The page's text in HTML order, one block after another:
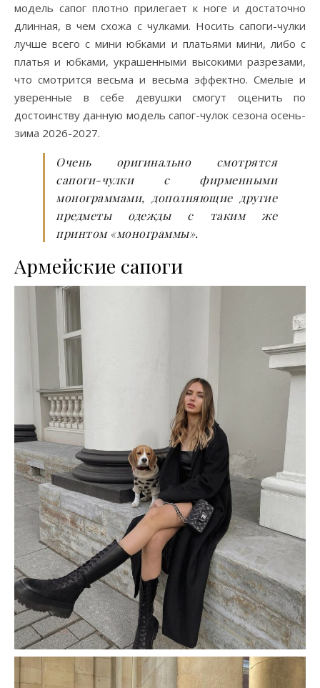
модель сапог плотно прилегает к ноге и достаточно
длинная, в чем схожа с чулками. Носить сапоги-чулки
лучше всего с мини юбками и платьями мини, либо с
платья и юбками, украшенными высокими разрезами,
что смотрится весьма и весьма эффектно. Смелые и
уверенные в себе девушки смогут оценить по
достоинству данную модель сапог-чулок сезона осень-
зима 2026-2027.
Очень оригинально смотрятся
сапоги-чулки с фирменными
монограммами, дополняющие другие
предметы одежды с таким же
принтом «монограммы».
Армейские сапоги